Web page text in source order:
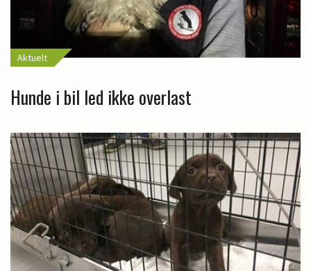
Aktuelt
Hunde i bil led ikke overlast